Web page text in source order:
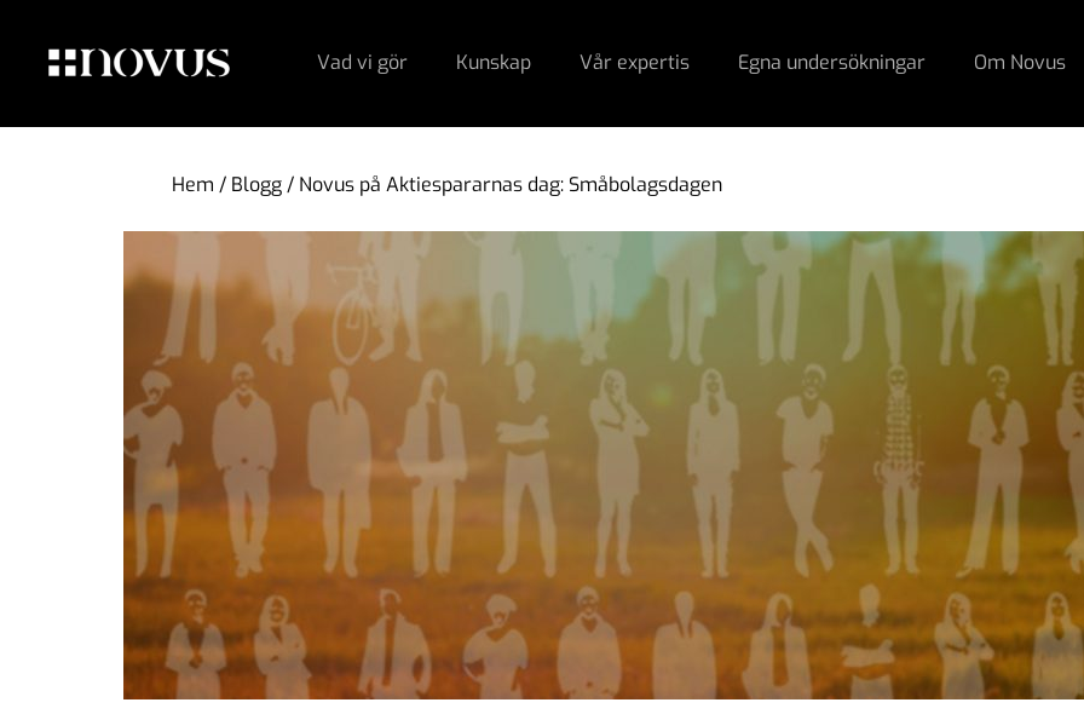
Vad vi gör Kunskap Vår expertis Egna undersökningar Om Novus
Hem / Blogg/ Novus på Aktiespararnas dag: Småbolagsdagen